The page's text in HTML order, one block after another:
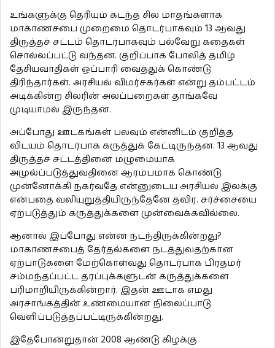
உங்களுக்கு தெரியும் கடந்த சில மாதங்களாக
மாகாணசபை முறைமை தொடர்பாகவும் 13 ஆவது
திருத்தச் சட்டம் தொடர்பாகவும் பல்வேறு கதைகள்
சொல்லப்பட்டு வந்தன. குறிப்பாக போலித் தமிழ்
தேசியவாதிகள் ஒப்பாரி வைத்துக் கொண்டு
திரிந்தார்கள். அரசியல் விமர்சகர்கள் என்று தம்பட்டம்
அடிக்கின்ற சிலரின் அலப்பறைகள் தாங்கவே
முடியாமல் இருந்தன.
அப்போது ஊடகங்கள் பலவும் என்னிடம் குறித்த
விடயம் தொடர்பாக கருத்துக் கேட்டிருந்தன. 13 ஆவது
திருத்தச் சட்டத்தினை மழுமையாக
அமுல்ப்படுத்துவதினை ஆரம்பமாக கொண்டு
முன்னோக்கி நகர்வதே என்னுடைய அரசியல் இலக்கு
என்பதை வலியுறுத்தியிருந்தேனே தவிர. சர்ச்சையை
ஏற்படுத்தும் கருத்துக்களை முன்வைக்கவில்லை.
ஆனால் இப்போது என்ன நடந்திருக்கின்றது?
மாகாணசபைத் தேர்தல்களை நடத்துவதற்கான
ஏற்பாடுகளை மேற்கொள்வது தொடர்பாக பிரதமர்
சம்மந்தப்பட்ட தரப்புக்களுடன் கருத்துக்களை
பரிமாறியிருக்கின்றார். இதன் ஊடாக எமது
அரசாங்கத்தின் உண்மையான நிலைப்பாடு
வெளிப்படுத்தப்பட்டிருக்கின்றது.
இதேபோன்றுதான் 2008 ஆண்டு கிழக்கு